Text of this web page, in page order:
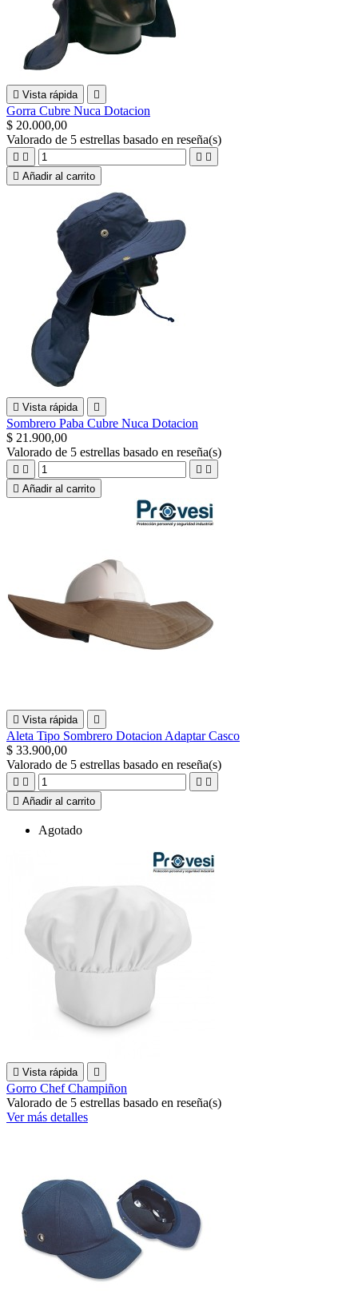
 Vista rápida 
Gorra Cubre Nuca Dotacion
$ 20.000,00
Valorado de 5 estrellas basado en reseña(s)
   
 Añadir al carrito
 Vista rápida 
Sombrero Paba Cubre Nuca Dotacion
$ 21.900,00
Valorado de 5 estrellas basado en reseña(s)
   
 Añadir al carrito
 Vista rápida 
Aleta Tipo Sombrero Dotacion Adaptar Casco
$ 33.900,00
Valorado de 5 estrellas basado en reseña(s)
   
 Añadir al carrito
Agotado
 Vista rápida 
Gorro Chef Champiñon
Valorado de 5 estrellas basado en reseña(s)
Ver más detalles